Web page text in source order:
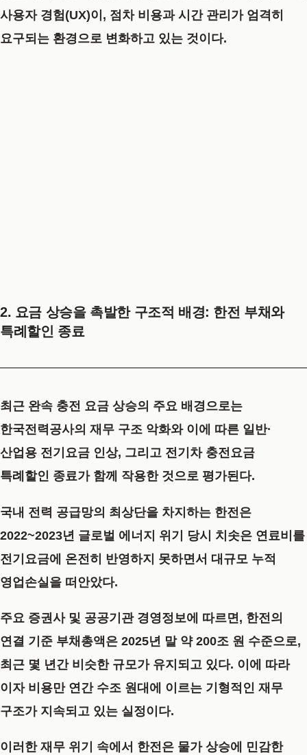
사용자 경험(UX)이, 점차 비용과 시간 관리가 엄격히
요구되는 환경으로 변화하고 있는 것이다.
2. 요금 상승을 촉발한 구조적 배경: 한전 부채와
특례할인 종료
최근 완속 충전 요금 상승의 주요 배경으로는
한국전력공사의 재무 구조 악화와 이에 따른 일반·
산업용 전기요금 인상, 그리고 전기차 충전요금
특례할인 종료가 함께 작용한 것으로 평가된다.
국내 전력 공급망의 최상단을 차지하는 한전은
2022~2023년 글로벌 에너지 위기 당시 치솟은 연료비를
전기요금에 온전히 반영하지 못하면서 대규모 누적
영업손실을 떠안았다.
주요 증권사 및 공공기관 경영정보에 따르면, 한전의
연결 기준 부채총액은 2025년 말 약 200조 원 수준으로,
최근 몇 년간 비슷한 규모가 유지되고 있다. 이에 따라
이자 비용만 연간 수조 원대에 이르는 기형적인 재무
구조가 지속되고 있는 실정이다.
이러한 재무 위기 속에서 한전은 물가 상승에 민감한